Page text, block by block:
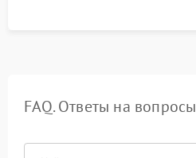
FAQ. Ответы на вопросы